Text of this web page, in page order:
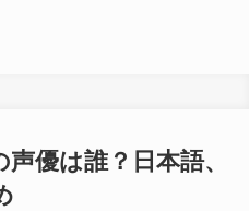
優は誰？日本語、